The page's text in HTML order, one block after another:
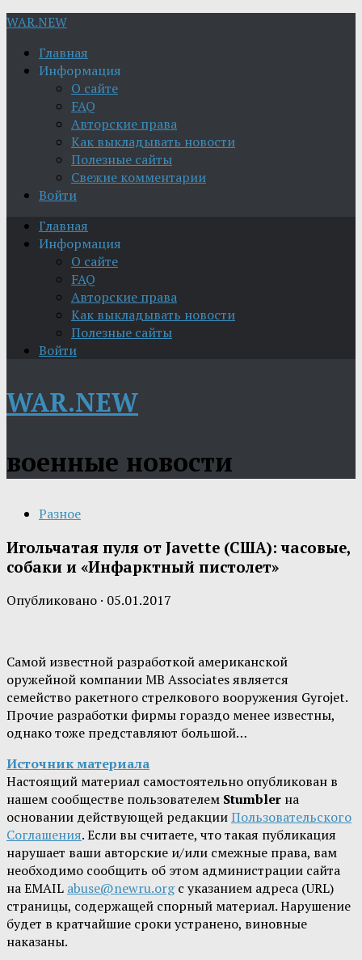
WAR.NEW
Главная
Информация
О сайте
FAQ
Авторские права
Как выкладывать новости
Полезные сайты
Свежие комментарии
Войти
Главная
Информация
О сайте
FAQ
Авторские права
Как выкладывать новости
Полезные сайты
Войти
WAR.NEW
военные новости
Разное
Игольчатая пуля от Javette (США): часовые,
собаки и «Инфарктный пистолет»
Опубликовано · 05.01.2017
Самой известной разработкой американской
оружейной компании MB Associates является
семейство ракетного стрелкового вооружения Gyrojet.
Прочие разработки фирмы гораздо менее известны,
однако тоже представляют большой…
Источник материала
Настоящий материал самостоятельно опубликован в
нашем сообществе пользователем Stumbler на
основании действующей редакцииПользовательского
Соглашения. Если вы считаете, что такая публикация
нарушает ваши авторские и/или смежные права, вам
необходимо сообщить об этом администрации сайта
на EMAIL abuse@newru.orgс указанием адреса (URL)
страницы, содержащей спорный материал. Нарушение
будет в кратчайшие сроки устранено, виновные
наказаны.